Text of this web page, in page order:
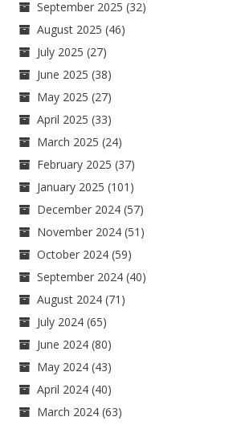
September 2025 (32)
August 2025 (46)
July 2025 (27)
June 2025 (38)
May 2025 (27)
April 2025 (33)
March 2025 (24)
February 2025 (37)
January 2025 (101)
December 2024 (57)
November 2024 (51)
October 2024 (59)
September 2024 (40)
August 2024 (71)
July 2024 (65)
June 2024 (80)
May 2024 (43)
April 2024 (40)
March 2024 (63)